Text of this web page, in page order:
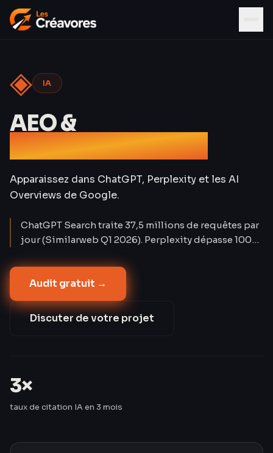
◈ IA
AEO &
Référencement IA
Apparaissez dans ChatGPT, Perplexity et les AI
Overviews de Google.
ChatGPT Search traite 37,5 millions de requêtes par
jour (Similarweb Q1 2026). Perplexity dépasse 100
classique baisse de 15 à 25 % sur les requêtes
informationnelles. Les Créavores ont triplé le taux de
citation IA de leurs clients en 3 mois — passant de 8
% à 24 %.
Audit gratuit →
Discuter de votre projet
3×
taux de citation IA en 3 mois